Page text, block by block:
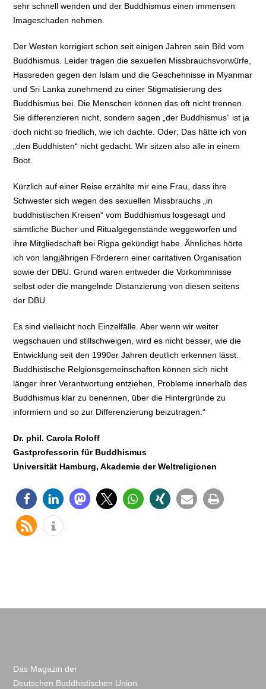
sehr schnell wenden und der Buddhismus einen immensen
Imageschaden nehmen.
Der Westen korrigiert schon seit einigen Jahren sein Bild vom
Buddhismus. Leider tragen die sexuellen Missbrauchsvorwürfe,
Hassreden gegen den Islam und die Geschehnisse in Myanmar
und Sri Lanka zunehmend zu einer Stigmatisierung des
Buddhismus bei. Die Menschen können das oft nicht trennen.
Sie differenzieren nicht, sondern sagen „der Buddhismus“ ist ja
doch nicht so friedlich, wie ich dachte. Oder: Das hätte ich von
„den Buddhisten“ nicht gedacht. Wir sitzen also alle in einem
Boot.
Kürzlich auf einer Reise erzählte mir eine Frau, dass ihre
Schwester sich wegen des sexuellen Missbrauchs „in
buddhistischen Kreisen“ vom Buddhismus losgesagt und
sämtliche Bücher und Ritualgegenstände weggeworfen und
ihre Mitgliedschaft bei Rigpa gekündigt habe. Ähnliches hörte
ich von langjährigen Förderern einer caritativen Organisation
sowie der DBU. Grund waren entweder die Vorkommnisse
selbst oder die mangelnde Distanzierung von diesen seitens
der DBU.
Es sind vielleicht noch Einzelfälle. Aber wenn wir weiter
wegschauen und stillschweigen, wird es nicht besser, wie die
Entwicklung seit den 1990er Jahren deutlich erkennen lässt.
Buddhistische Relgionsgemeinschaften können sich nicht
länger ihrer Verantwortung entziehen, Probleme innerhalb des
Buddhismus klar zu benennen, über die Hintergründe zu
informiern und so zur Differenzierung beizutragen.“
Dr. phil. Carola Roloff
Gastprofessorin für Buddhismus
Universität Hamburg, Akademie der Weltreligionen
Das Magazin der
Deutschen Buddhistischen Union